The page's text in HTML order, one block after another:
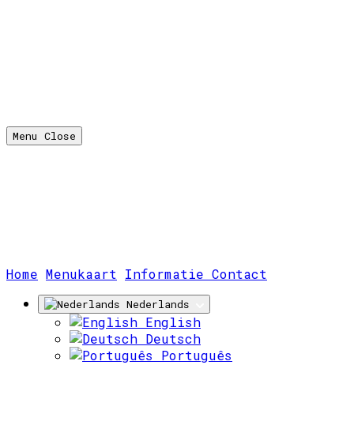
Menu Close
Home Menukaart Informatie Contact
Nederlands
English
Deutsch
Português